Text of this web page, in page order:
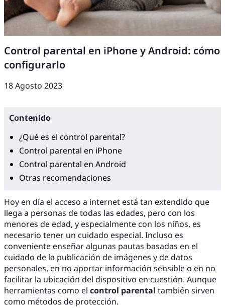
Control parental en iPhone y Android: cómo
configurarlo
18 Agosto 2023
Contenido
¿Qué es el control parental?
Control parental en iPhone
Control parental en Android
Otras recomendaciones
Hoy en día el acceso a internet está tan extendido que
llega a personas de todas las edades, pero con los
menores de edad, y especialmente con los niños, es
necesario tener un cuidado especial. Incluso es
conveniente enseñar algunas pautas basadas en el
cuidado de la publicación de imágenes y de datos
personales, en no aportar información sensible o en no
facilitar la ubicación del dispositivo en cuestión. Aunque
herramientas como el control parental también sirven
como métodos de protección.